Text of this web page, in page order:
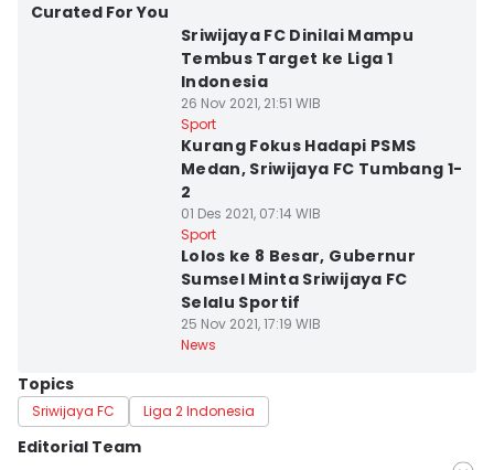
Curated For You
Sriwijaya FC Dinilai Mampu
Tembus Target ke Liga 1
Indonesia
26 Nov 2021, 21:51 WIB
Sport
Kurang Fokus Hadapi PSMS
Medan, Sriwijaya FC Tumbang 1-
2
01 Des 2021, 07:14 WIB
Sport
Lolos ke 8 Besar, Gubernur
Sumsel Minta Sriwijaya FC
Selalu Sportif
25 Nov 2021, 17:19 WIB
News
Topics
Sriwijaya FC Liga 2 Indonesia
Editorial Team